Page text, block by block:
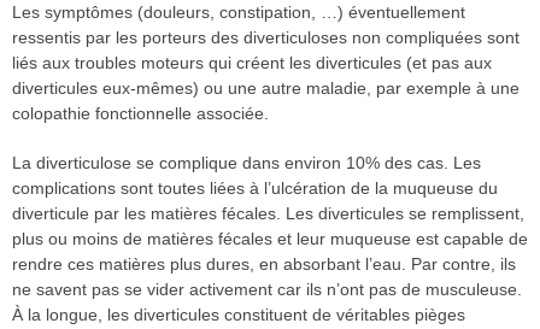
Les symptômes (douleurs, constipation, …) éventuellement
ressentis par les porteurs des diverticuloses non compliquées sont
liés aux troubles moteurs qui créent les diverticules (et pas aux
diverticules eux-mêmes) ou une autre maladie, par exemple à une
colopathie fonctionnelle associée.
La diverticulose se complique dans environ 10% des cas. Les
complications sont toutes liées à l’ulcération de la muqueuse du
diverticule par les matières fécales. Les diverticules se remplissent,
plus ou moins de matières fécales et leur muqueuse est capable de
rendre ces matières plus dures, en absorbant l’eau. Par contre, ils
ne savent pas se vider activement car ils n’ont pas de musculeuse.
À la longue, les diverticules constituent de véritables pièges